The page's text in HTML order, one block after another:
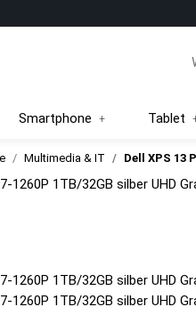
Smartphone Tablet
Multimedia & IT Dell XPS 13